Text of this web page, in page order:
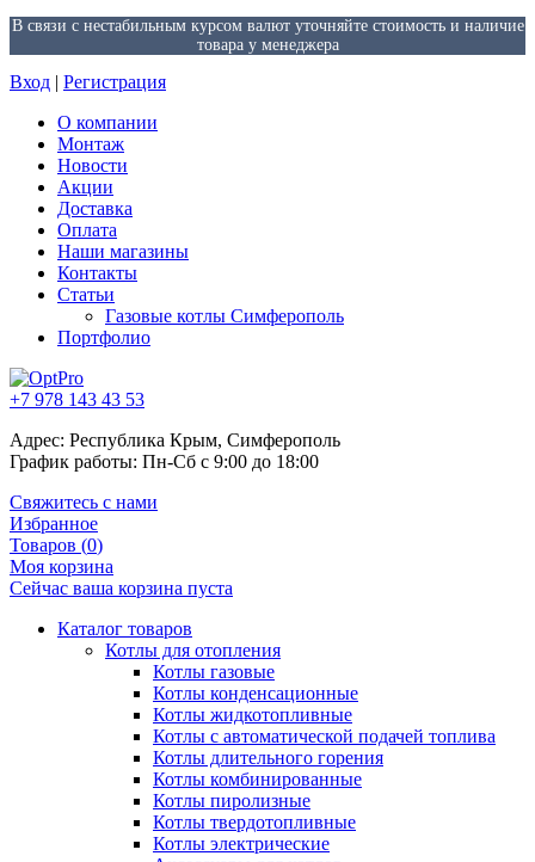
В связи с нестабильным курсом валют уточняйте стоимость и наличие
товара у менеджера
Вход | Регистрация
О компании
Монтаж
Новости
Акции
Доставка
Оплата
Наши магазины
Контакты
Статьи
Газовые котлы Симферополь
Портфолио
+7 978 143 43 53
Адрес: Республика Крым, Симферополь
График работы: Пн-Сб с 9:00 до 18:00
Свяжитесь с нами
Избранное
Товаров (0)
Моя корзина
Сейчас ваша корзина пуста
Каталог товаров
Котлы для отопления
Котлы газовые
Котлы конденсационные
Котлы жидкотопливные
Котлы с автоматической подачей топлива
Котлы длительного горения
Котлы комбинированные
Котлы пиролизные
Котлы твердотопливные
Котлы электрические